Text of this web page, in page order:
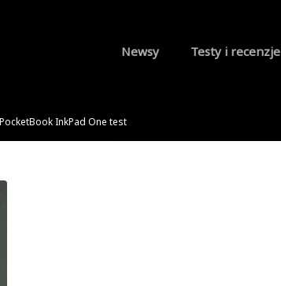
Newsy Testy i recenzje
PocketBook InkPad One test